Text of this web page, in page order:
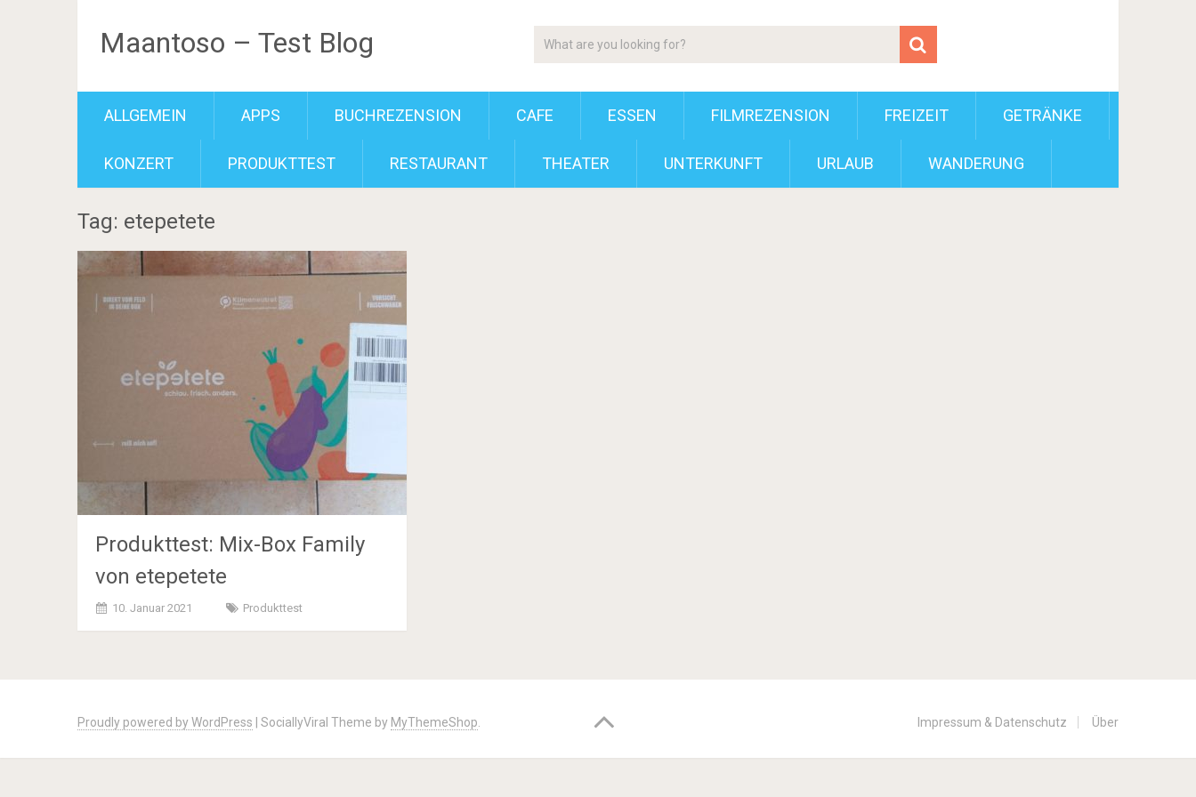
Maantoso – Test Blog
ALLGEMEIN APPS BUCHREZENSION CAFE ESSEN FILMREZENSION FREIZEIT GETRÄNKE
KONZERT PRODUKTTEST RESTAURANT THEATER UNTERKUNFT URLAUB WANDERUNG
Tag: etepetete
Produkttest: Mix-Box Family
von etepetete
10. Januar 2021 Produkttest
navigation
Proudly powered by WordPress SociallyViral Theme by MyThemeShop Impressum & Datenschutz Über